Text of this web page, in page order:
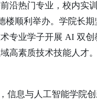
沿热门专业，校内实
楼顺利举办。学院长
专业学子开展 AI 双
高素质技术技能人才
信息与人工智能学院